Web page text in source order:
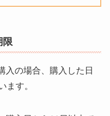
限
入の場合、購入した日
ます。